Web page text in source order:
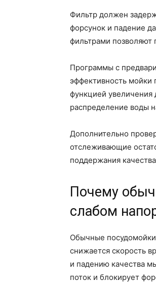
Фильтр должен
форсунок и падение
фильтрами позволяют
Программы с
эффективность
функцией увеличения
распределение воды
Дополнительно
отслеживающие
поддержания
Почему
слабом
Обычные
снижается скорость
и падению качества
поток и блокирует